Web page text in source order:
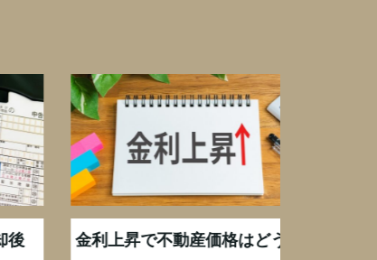
金利上昇で不動産価格はどう